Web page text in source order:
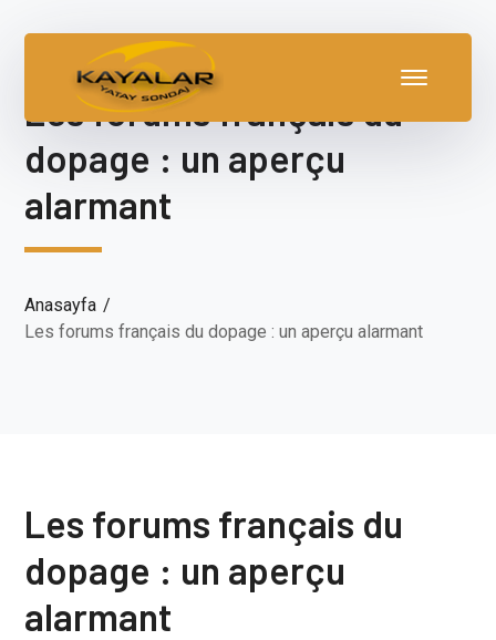
Les forums français du
dopage : un aperçu
alarmant
Anasayfa
Les forums français du dopage : un aperçu alarmant
Les forums français du
dopage : un aperçu
alarmant